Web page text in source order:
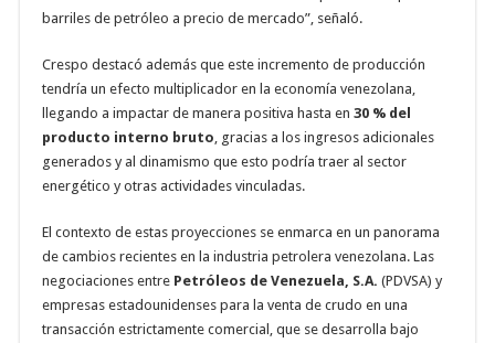
barriles de petróleo a precio de mercado”, señaló.
Crespo destacó además que este incremento de producción
tendría un efecto multiplicador en la economía venezolana,
llegando a impactar de manera positiva hasta en30 % del
producto interno bruto , gracias a los ingresos adicionales
generados y al dinamismo que esto podría traer al sector
energético y otras actividades vinculadas.
El contexto de estas proyecciones se enmarca en un panorama
de cambios recientes en la industria petrolera venezolana. Las
negociaciones entre Petróleos de Venezuela, S.A. (PDVSA) y
empresas estadounidenses para la venta de crudo en una
transacción estrictamente comercial, que se desarrolla bajo